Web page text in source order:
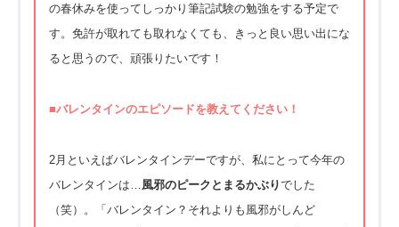
の春休みを使ってしっかり筆記試験の勉強をする予定で
す。免許が取れても取れなくても、きっと良い思い出にな
ると思うので、頑張りたいです！
■バレンタインのエピソードを教えてください！
2月といえばバレンタインデーですが、私にとって今年の
バレンタインは…風邪のピークとまるかぶりでした
（笑）。「バレンタイン？それよりも風邪がしんど